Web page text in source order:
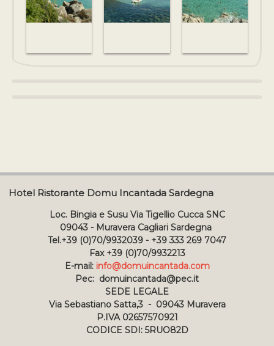
Hotel Ristorante Domu Incantada Sardegna
Loc. Bingia e Susu Via Tigellio Cucca SNC
09043 - Muravera Cagliari Sardegna
Tel.+39 (0)70/9932039 - +39 333 269 7047
Fax +39 (0)70/9932213
E-mail: info@domuincantada.com
Pec: domuincantada@pec.it
SEDE LEGALE
Via Sebastiano Satta,3 - 09043 Muravera
P.IVA 02657570921
CODICE SDI: 5RUO82D